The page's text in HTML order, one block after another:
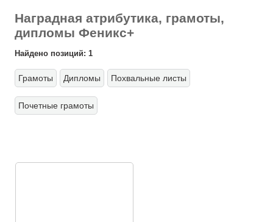
Наградная атрибутика, грамоты,
дипломы Феникс+
Найдено позиций: 1
Грамоты Дипломы Похвальные листы
Почетные грамоты